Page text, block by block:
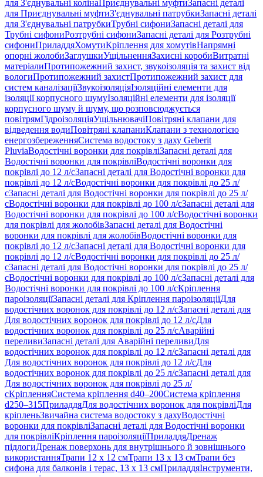
для З'єднувальні колінаПриєднувальні муфтиЗапасні деталі
для Приєднувальні муфтиЗ'єднувальні патрубкиЗапасні деталі
для З'єднувальні патрубкиТрубні сифониЗапасні деталі для
Трубні сифониРозтрубні сифониЗапасні деталі для Розтрубні
сифониПриладдяХомутиКріплення для хомутівНапрямні
опорні жолобиЗаглушкиУщільненняЗахисні коробиВитратні
матеріалиПротипожежний захист, звукоізоляція та захист від
вологиПротипожежний захистПротипожежний захист для
систем каналізаціїЗвукоізоляціяІзоляційні елементи для
ізоляції корпусного шумуІзоляційні елементи для ізоляції
корпусного шуму й шуму, що розповсюджується
повітрямГідроізоляціяУщільнювачіПовітряні клапани для
відведення водиПовітряні клапаниКлапани з технологією
енергозбереженняСистема водостоку з даху Geberit
PluviaВодостічні воронки для покрівліЗапасні деталі для
Водостічні воронки для покрівліВодостічні воронки для
покрівлі до 12 л/сЗапасні деталі для Водостічні воронки для
покрівлі до 12 л/сВодостічні воронки для покрівлі до 25 л/
сЗапасні деталі для Водостічні воронки для покрівлі до 25 л/
сВодостічні воронки для покрівлі до 100 л/сЗапасні деталі для
Водостічні воронки для покрівлі до 100 л/сВодостічні воронки
для покрівлі для жолобівЗапасні деталі для Водостічні
воронки для покрівлі для жолобівВодостічні воронки для
покрівлі до 12 л/сЗапасні деталі для Водостічні воронки для
покрівлі до 12 л/сВодостічні воронки для покрівлі до 25 л/
сЗапасні деталі для Водостічні воронки для покрівлі до 25 л/
сВодостічні воронки для покрівлі до 100 л/сЗапасні деталі для
Водостічні воронки для покрівлі до 100 л/сКріплення
пароізоляціїЗапасні деталі для Кріплення пароізоляціїДля
водостічних воронок для покрівлі до 12 л/сЗапасні деталі для
Для водостічних воронок для покрівлі до 12 л/сДля
водостічних воронок для покрівлі до 25 л/сАварійні
переливиЗапасні деталі для Аварійні переливиДля
водостічних воронок для покрівлі до 12 л/сЗапасні деталі для
Для водостічних воронок для покрівлі до 12 л/сДля
водостічних воронок для покрівлі до 25 л/сЗапасні деталі для
Для водостічних воронок для покрівлі до 25 л/
сКріпленняСистема кріплення d40–200Система кріплення
d250–315ПриладдяДля водостічних воронок для покрівліДля
кріпленьЗвичайна система водостоку з дахуВодостічні
воронки для покрівліЗапасні деталі для Водостічні воронки
для покрівліКріплення пароізоляціїПриладдяДренаж
підлогиДренаж поверхонь для внутрішнього й зовнішнього
використанняТрапи 12 x 12 смТрапи 13 x 13 смТрапи без
сифона для балконів і терас, 13 x 13 смПриладдяІнструменти,